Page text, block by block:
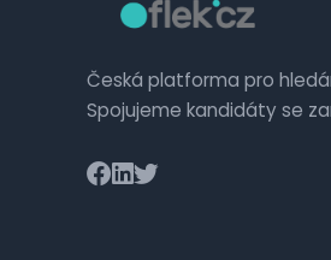
Česká platforma pro
Spojujeme kandidáty se